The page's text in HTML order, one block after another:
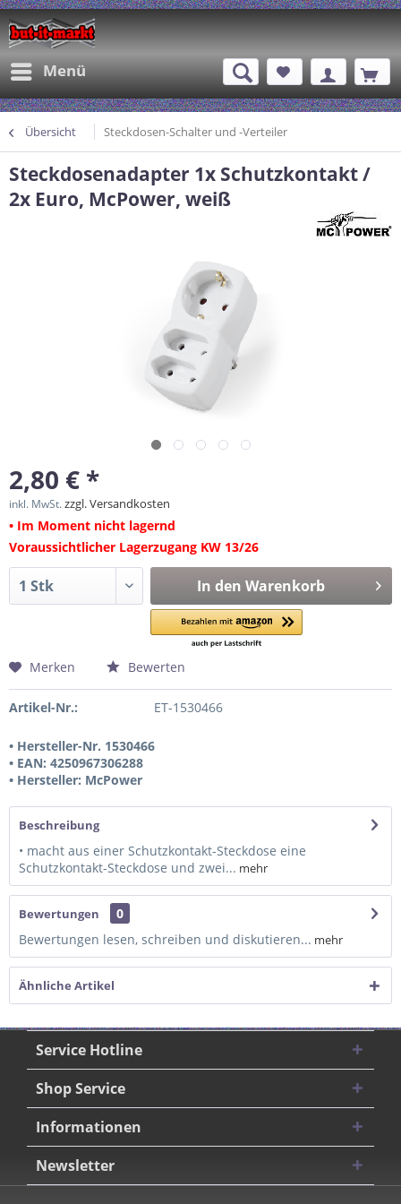
Menü
Übersicht Steckdosen-Schalter und -Verteiler
Steckdosenadapter 1x Schutzkontakt /
2x Euro, McPower, weiß
2,80 € *
inkl. MwSt.zzgl. Versandkosten
• Im Moment nicht lagernd
Voraussichtlicher Lagerzugang KW 13/26
In den Warenkorb
Merken Bewerten
Artikel-Nr.: ET-1530466
• Hersteller-Nr. 1530466
• EAN: 4250967306288
• Hersteller: McPower
Beschreibung
• macht aus einer Schutzkontakt-Steckdose eine
Schutzkontakt-Steckdose und zwei... mehr
Bewertungen
0
Bewertungen lesen, schreiben und diskutieren... mehr
Ähnliche Artikel
Service Hotline
Shop Service
Informationen
Newsletter